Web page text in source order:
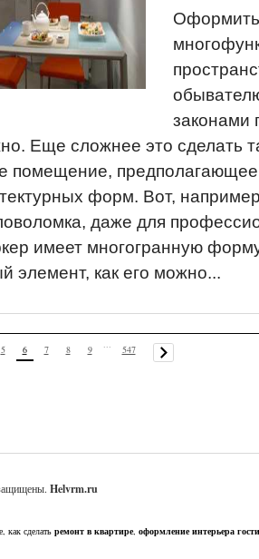
Оформить
законами
Еще сложнее это сделать
помещение,
форм. Вот,
даже для
имеет многогранную
элемент, как его можно...
5 6 7 8 9 547
Helvrm.ru
как сделать ремонт в квартире, оформление интерьера